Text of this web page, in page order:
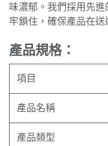
味濃郁。我們採用先
牢鎖住，確保產品在
產品規格：
項目
產品名稱
產品類型